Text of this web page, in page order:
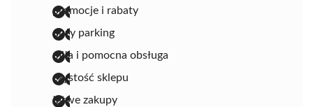
promocje i rabaty
duży parking
miła i pomocna obsługa
czystość sklepu
łatwe zakupy